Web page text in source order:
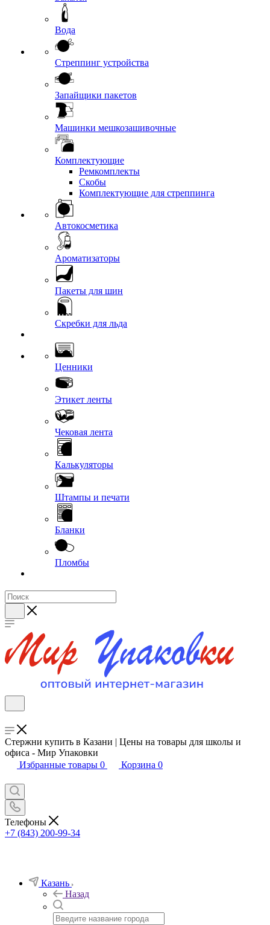
Вода
Стреппинг устройства
Запайщики пакетов
Машинки мешкозашивочные
Комплектующие
Ремкомплекты
Скобы
Комплектующие для стреппинга
Автокосметика
Ароматизаторы
Пакеты для шин
Скребки для льда
Ценники
Этикет ленты
Чековая лента
Калькуляторы
Штампы и печати
Бланки
Пломбы
Стержни купить в Казани | Цены на товары для школы и
офиса - Мир Упаковки
Избранные товары 0 Корзина 0
Телефоны
+7 (843) 200-99-34
Казань
Назад